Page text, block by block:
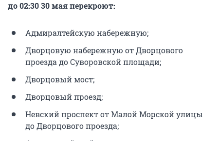
до 02:30 30 мая перекроют:
Адмиралтейскую набережную;
Дворцовую набережную от Дворцового
проезда до Суворовской площади;
Дворцовый мост;
Дворцовый проезд;
Невский проспект от Малой Морской улицы
до Дворцового проезда;